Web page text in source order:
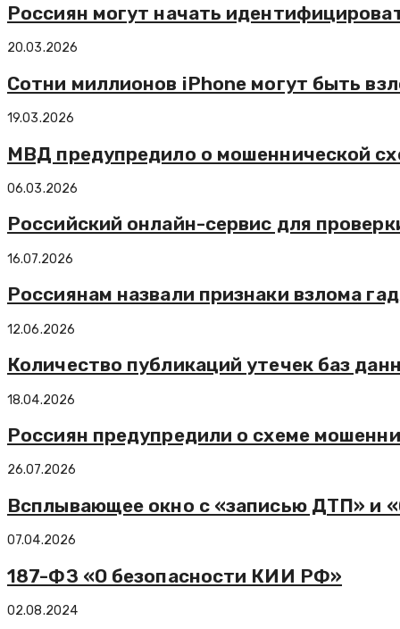
Россиян могут начать
20.03.2026
Сотни миллионов iPhone могут быть
19.03.2026
МВД предупредило о мошеннической
06.03.2026
Российский онлайн-сервис для
16.07.2026
Россиянам назвали признаки взлома
12.06.2026
Количество публикаций утечек баз
18.04.2026
Россиян предупредили о схеме
26.07.2026
Всплывающее окно с «записью ДТП» и
07.04.2026
187-ФЗ «О безопасности КИИ РФ»
02.08.2024